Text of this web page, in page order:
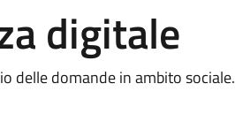
digitale
delle domande in ambito sociale.